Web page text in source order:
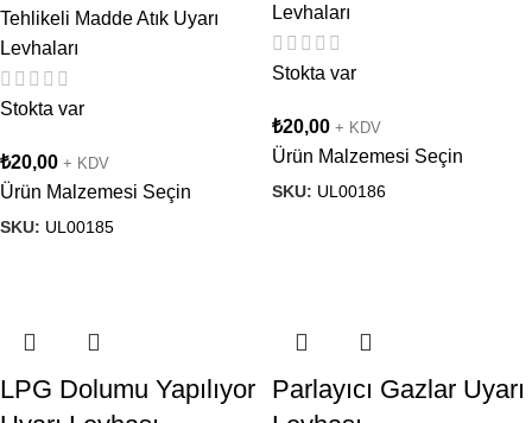
Tehlikeli Madde Atık Uyarı
Levhaları
Stokta var
₺20,00 + KDV
Ürün Malzemesi Seçin
SKU: UL00185
Levhaları
Stokta var
₺20,00 + KDV
Ürün Malzemesi Seçin
SKU: UL00186
LPG Dolumu Yapılıyor Parlayıcı Gazlar Uyarı